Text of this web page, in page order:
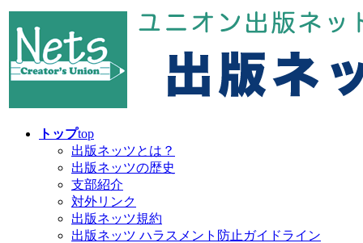
コ
ン
ン
ツ
ナ
ビ
ー
シ
トップtop
出版ネッツとは？
出版ネッツの歴史
支部紹介
対外リンク
出版ネッツ規約
出版ネッツ ハラスメント防止ガイドライン